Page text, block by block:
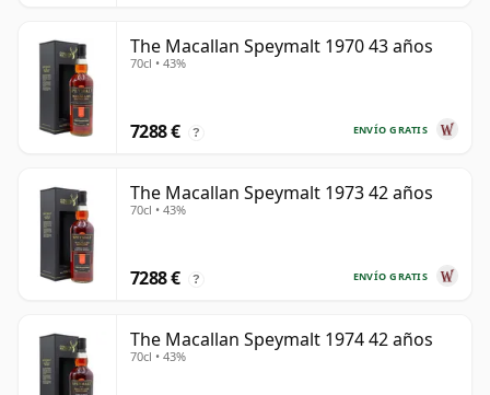
The Macallan Speymalt 1970 43 años
70cl • 43%
ENVÍO GRATIS
7288 € ?
The Macallan Speymalt 1973 42 años
70cl • 43%
ENVÍO GRATIS
7288 € ?
The Macallan Speymalt 1974 42 años
70cl • 43%